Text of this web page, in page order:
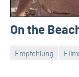
On the
Empfehlung